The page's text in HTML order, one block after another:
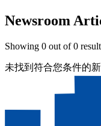
Newsroom
Showing 0 out of0
未找到符合您条件的新